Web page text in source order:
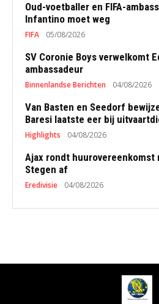
Oud-voetballer en FIFA-
Infantino moet weg
FIFA 05/08/2026
SV Coronie Boys verwelkomt
ambassadeur
Binnenlandse Berichten 04/08/2026
Van Basten en Seedorf
Baresi laatste eer bij
Highlights 04/08/2026
Ajax rondt huurovereenkomst
Stegen af
Eredivisie 04/08/2026